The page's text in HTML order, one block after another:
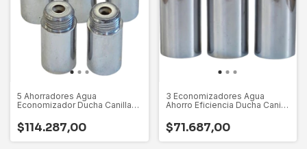
5 Ahorradores Agua
Economizador Ducha Canilla
$114.287,00
3 Economizadores Agua
Ahorro Eficiencia Ducha Canilla
$71.687,00